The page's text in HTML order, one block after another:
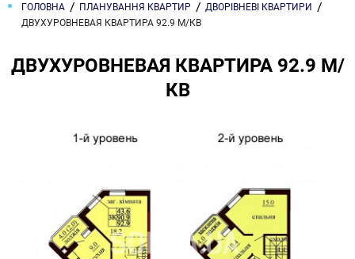
ГОЛОВНА ПЛАНУВАННЯ КВАРТИР
ДВОРІВНЕВІ КВАРТИРИ
ДВУХУРОВНЕВАЯ КВАРТИРА 92.9 М/КВ
ДВУХУРОВНЕВАЯ КВАРТИРА 92.9 М/
КВ